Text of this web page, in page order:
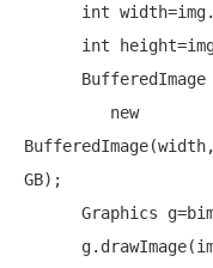
int
int
new
GB);